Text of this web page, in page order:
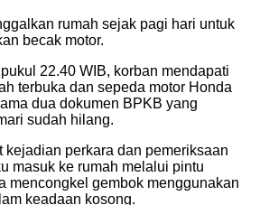
rumah sejak pagi hari untuk
becak motor.
22.40 WIB, korban mendapati
terbuka dan sepeda motor Honda
dua dokumen BPKB yang
sudah hilang.
kejadian perkara dan pemeriksaan
masuk ke rumah melalui pintu
mencongkel gembok menggunakan
keadaan kosong.